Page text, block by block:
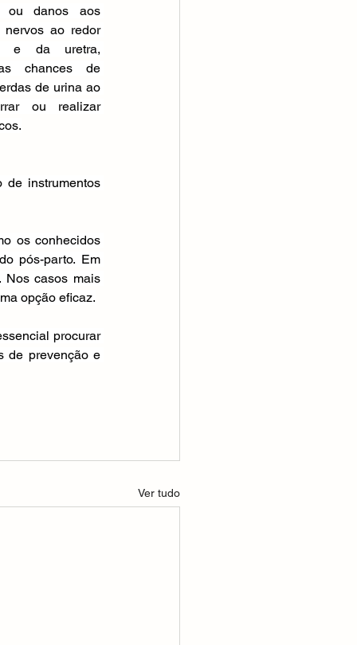
ou danos aos
nervos ao redor
e da uretra,
chances de
de urina ao
ou realizar
de instrumentos
os conhecidos
pós-parto. Em
Nos casos mais
opção eficaz.
procurar
de prevenção e
Ver tudo